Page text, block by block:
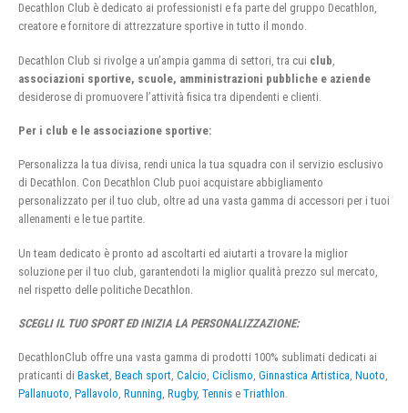
Decathlon Club è dedicato ai professionisti e fa parte del gruppo Decathlon,
creatore e fornitore di attrezzature sportive in tutto il mondo.
Decathlon Club si rivolge a un’ampia gamma di settori, tra cui club
associazioni sportive, scuole, amministrazioni pubbliche e aziende
desiderose di promuovere l’attività fisica tra dipendenti e clienti.
Per i club e le associazione sportive:
Personalizza la tua divisa, rendi unica la tua squadra con il servizio esclusivo
di Decathlon. Con Decathlon Club puoi acquistare abbigliamento
personalizzato per il tuo club, oltre ad una vasta gamma di accessori per i tuoi
allenamenti e le tue partite.
Un team dedicato è pronto ad ascoltarti ed aiutarti a trovare la miglior
soluzione per il tuo club, garantendoti la miglior qualità prezzo sul mercato,
nel rispetto delle politiche Decathlon.
SCEGLI IL TUO SPORT ED INIZIA LA PERSONALIZZAZIONE:
DecathlonClub offre una vasta gamma di prodotti 100% sublimati dedicati ai
praticanti di Basket, Beach sport, Calcio, Ciclismo, Ginnastica Artistica, Nuoto,
Pallanuoto, Pallavolo, Running, Rugby, Tennis e Triathlon.